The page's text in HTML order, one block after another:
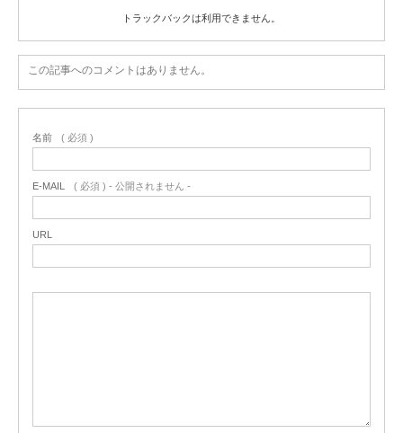
トラックバックは利用できません。
この記事へのコメントはありません。
名前 ( 必須 )
E-MAIL ( 必須 ) - 公開されません -
URL